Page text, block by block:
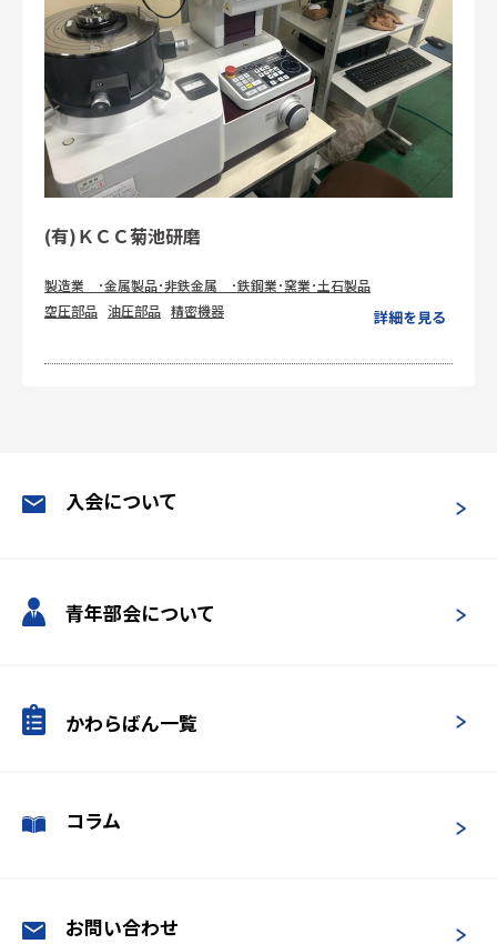
入会について
青年部会について
かわらばん一覧
コラム
お問い合わせ
(有)ＫＣＣ菊池研磨
製造業 ･金属製品･非鉄金属 ･鉄鋼業･窯業･土石製品
空圧部品 油圧部品 精密機器 詳細を見る